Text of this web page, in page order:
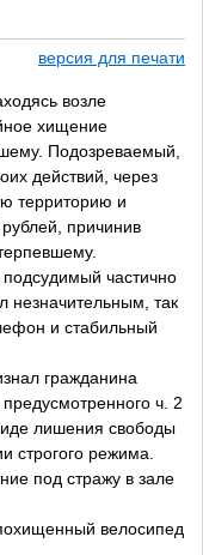
версия для печати
возле
хищение
Подозреваемый,
действий, через
территорию и
причинив
подсудимый частично
незначительным, так
и стабильный
гражданина
ч. 2
лишения свободы
строгого режима.
под стражу в зале
велосипед